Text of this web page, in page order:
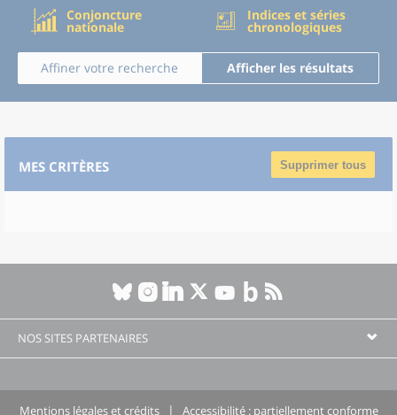
Conjoncture
nationale
Indices et séries
chronologiques
Affiner votre recherche Afficher les résultats
MES CRITÈRES Supprimer tous
NOS SITES PARTENAIRES
Mentions légales et crédits Accessibilité : partiellement conforme